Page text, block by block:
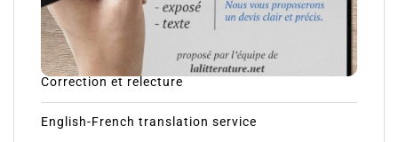
Correction et relecture
English-French translation service